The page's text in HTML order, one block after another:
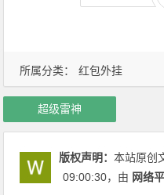
所属分类： 红包外挂
超级雷神
版权声明：本站原创
09:00:30，由 网络